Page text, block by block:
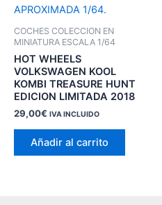
COCHES COLECCION EN
MINIATURA ESCALA 1/64
HOT WHEELS
VOLKSWAGEN KOOL
KOMBI TREASURE HUNT
EDICION LIMITADA 2018
29,00€ IVA INCLUIDO
Añadir al carrito